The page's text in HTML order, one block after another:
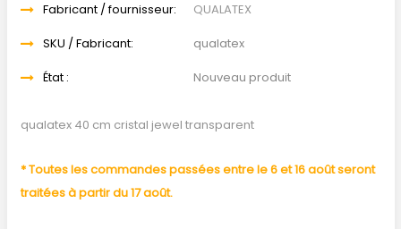
Fabricant / fournisseur:
QUALATEX
SKU / Fabricant:
qualatex
État :
Nouveau produit
qualatex 40 cm cristal jewel transparent
* Toutes les commandes passées entre le 6 et 16 août seront
traitées à partir du 17 août.